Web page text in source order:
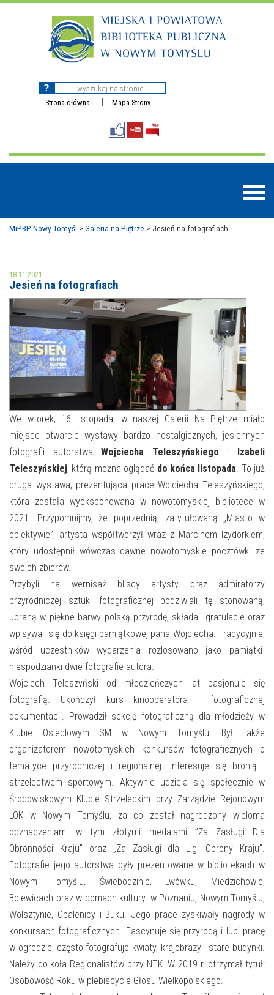
Strona główna Mapa Strony
MOJE KONTO
AKTUALNOŚCI
NAJBLIŻSZE WYDARZENIA
WYDARZENIA BIEŻĄCE
WYDARZYŁO SIĘ
NASZA OFERTA
STREFA WIEDZY O REGIONIE
STREFA KOLORU
FORMY STAŁE
NASZE FILIE
POLECANE STRONY
WYDARZENIA KULTURALNE
FOTO
E-INFORMATOR
MiPBP Nowy Tomyśl > Galeria na Piętrze > Jesień na fotografiach
18.11.2021
Jesień na fotografiach
We wtorek, 16 listopada, w naszej Galerii Na Piętrze miało
miejsce otwarcie wystawy bardzo nostalgicznych, jesiennych
fotografii autorstwaWojciecha Teleszyńskiego i Izabeli
Teleszyńskiej, którą można oglądać do końca listopada. To już
druga wystawa, prezentująca prace Wojciecha Teleszyńskiego,
która została wyeksponowana w nowotomyskiej bibliotece w
2021. Przypomnijmy, że poprzednią, zatytułowaną „Miasto w
obiektywie”, artysta współtworzył wraz z Marcinem Izydorkiem,
który udostępnił wówczas dawne nowotomyskie pocztówki ze
swoich zbiorów.
Przybyli na wernisaż bliscy artysty oraz admiratorzy
przyrodniczej sztuki fotograficznej podziwiali tę stonowaną,
ubraną w piękne barwy polską przyrodę, składali gratulacje oraz
wpisywali się do księgi pamiątkowej pana Wojciecha. Tradycyjnie,
wśród uczestników wydarzenia rozlosowano jako pamiątki-
niespodzianki dwie fotografie autora.
Wojciech Teleszyński od młodzieńczych lat pasjonuje się
fotografią. Ukończył kurs kinooperatora i fotograficznej
dokumentacji. Prowadził sekcję fotograficzną dla młodzieży w
Klubie Osiedlowym SM w Nowym Tomyślu. Był także
organizatorem nowotomyskich konkursów fotograficznych o
tematyce przyrodniczej i regionalnej. Interesuje się bronią i
strzelectwem sportowym. Aktywnie udziela się społecznie w
Środowiskowym Klubie Strzeleckim przy Zarządzie Rejonowym
LOK w Nowym Tomyślu, za co został nagrodzony wieloma
odznaczeniami w tym złotymi medalami ”Za Zasługi Dla
Obronności Kraju” oraz „Za Zasługi dla Ligi Obrony Kraju”.
Fotografie jego autorstwa były prezentowane w bibliotekach w
Nowym Tomyślu, Świebodzinie, Lwówku, Miedzichowie,
Bolewicach oraz w domach kultury: w Poznaniu, Nowym Tomyślu,
Wolsztynie, Opalenicy i Buku. Jego prace zyskiwały nagrody w
konkursach fotograficznych. Fascynuje się przyrodą i lubi pracę
w ogrodzie, często fotografuje kwiaty, krajobrazy i stare budynki.
Należy do koła Regionalistów przy NTK. W 2019 r. otrzymał tytuł:
Osobowość Roku w plebiscycie Głosu Wielkopolskiego.